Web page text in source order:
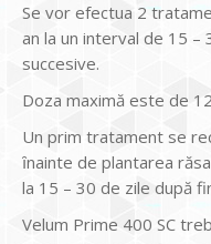
Se vor efectua 2
an la un interval de 15
succesive.
Doza maximă este de
Un prim tratament se
ȋnainte de plantarea
la 15 – 30 de zile după
Velum Prime 400 SC